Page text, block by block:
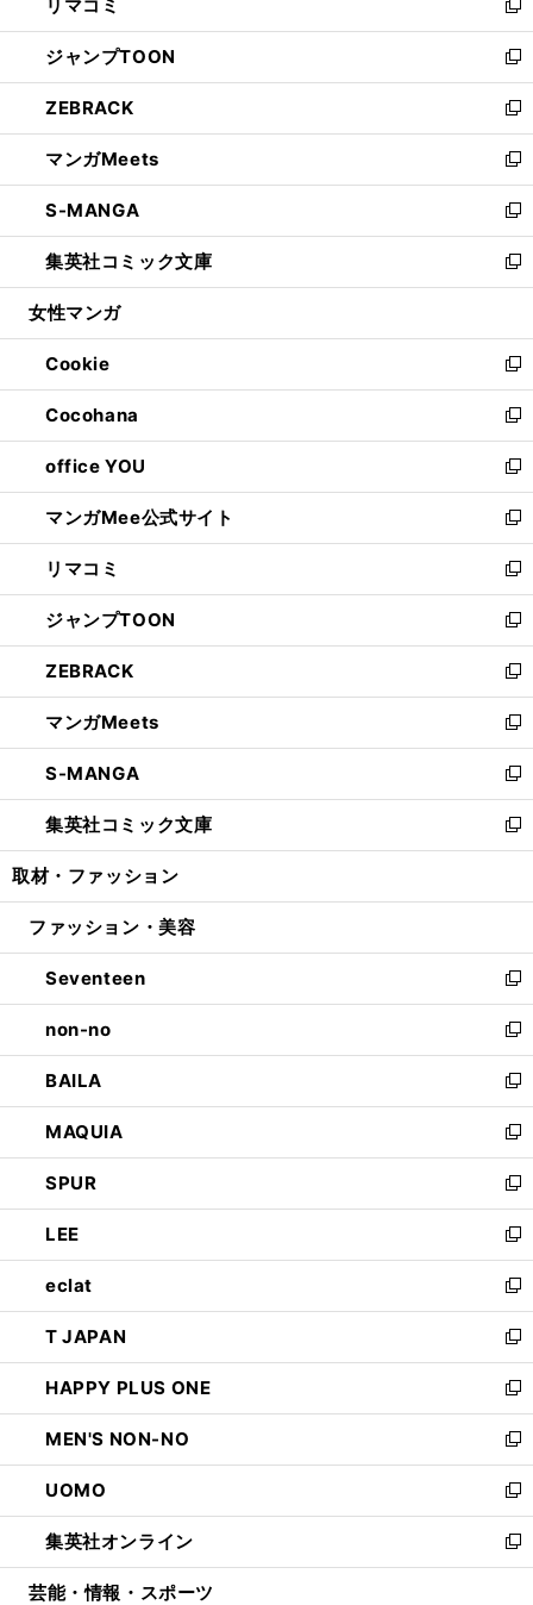
で
開
く
ド
ウ
で
開
く
ィ
ン
ド
ウ
で
開
く
い
ウ
ィ
ン
ド
ウ
で
開
く
リマコミ
新
し
い
ウ
ィ
ン
ド
ウ
で
開
く
ジャンプTOON
新
し
い
ウ
ィ
ン
ド
ウ
で
開
ZEBRACK
新
し
い
ウ
ィ
ン
ド
ウ
開
く
マンガMeets
新
し
い
ウ
ィ
ン
ウ
で
開
く
S-MANGA
新
し
い
ウ
ン
ド
ウ
で
開
く
集英社コミック文庫
新
し
ウ
ィ
ン
ド
ウ
で
開
く
女性マンガ
Cookie
新
し
い
ウ
ィ
ン
ド
ウ
で
開
く
Cocohana
新
し
い
ウ
ィ
ン
ド
ウ
で
開
く
office YOU
新
し
い
ウ
ィ
ン
ド
ウ
で
開
く
マンガMee公式サイト
新
し
い
ウ
ィ
ン
ド
ウ
で
開
く
リマコミ
新
し
い
ウ
ィ
ン
ド
ウ
で
開
く
ジャンプTOON
新
し
い
ウ
ィ
ン
ド
ウ
で
開
ZEBRACK
新
し
い
ウ
ィ
ン
ド
ウ
開
マンガMeets
新
し
い
ウ
ィ
ン
ウ
開
く
S-MANGA
新
し
い
ウ
ン
ウ
で
開
く
集英社コミック文庫
新
し
ウ
ン
ド
ウ
で
開
く
取材・ファッション
ファッション・美容
Seventeen
新
し
い
ウ
ィ
ン
ド
ウ
で
開
く
non-no
新
し
い
ウ
ィ
ン
ド
ウ
で
開
く
BAILA
新
し
い
ウ
ィ
ン
ド
ウ
で
開
く
MAQUIA
新
し
い
ウ
ィ
ン
ド
ウ
で
開
く
SPUR
新
し
い
ウ
ィ
ン
ド
ウ
で
開
く
LEE
新
し
い
ウ
ィ
ン
ド
ウ
で
開
く
eclat
新
し
い
ウ
ィ
ン
ド
ウ
で
開
く
T JAPAN
新
し
い
ウ
ィ
ン
ド
ウ
で
開
HAPPY PLUS ONE
新
し
い
ウ
ィ
ン
ド
ウ
MEN'S NON-NO
新
し
い
ウ
ィ
ン
UOMO
新
し
い
ウ
集英社オンライン
新
し
芸能・情報・スポーツ